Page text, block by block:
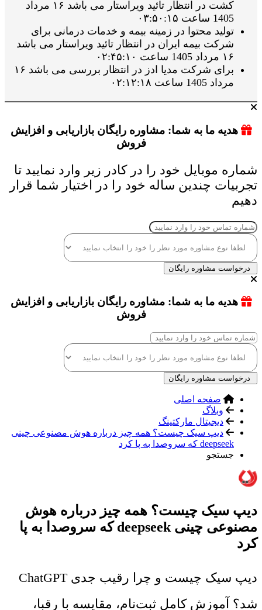
کشت در انتظار تائید ویراستار می باشد ۱۶ مرداد
1405 ساعت ۰۳:۵۰:۱۵
تولید محتوا در زمینه بیمه و خدمات درمانی برای
شرکت بیمه ایران در انتظار تائید ویراستار می باشد
۱۶ مرداد 1405 ساعت ۰۲:۴۵:۱۰
برای شرکت مدیا ادز در انتظار بررسی می باشد ۱۶
مرداد 1405 ساعت ۰۲:۱۲:۱۸
هدیه ما به شما: مشاوره رایگان بازاریابی و افزایش
فروش
شماره موبایل خود را در کادر زیر وارد نمایید تا
تجربیات چندین ساله خود را در اختیار شما قرار
دهیم
درخواست مشاوره رایگان
هدیه ما به شما: مشاوره رایگان بازاریابی و افزایش
فروش
درخواست مشاوره رایگان
صفحه اصلی
وبلاگ
دیجیتال مارکتینگ
دیپ سیک چیست؟ همه چیز درباره هوش مصنوعی چینی
deepseek که سروصدا به پا کرد
جستجو
دیپ سیک چیست؟ همه چیز درباره هوش
مصنوعی چینی deepseek که سروصدا به پا
کرد
دیپ سیک چیست و چرا رقیب جدی ChatGPT
شد؟ آموزش کامل ثبت‌نام، مقایسه با رقبا،